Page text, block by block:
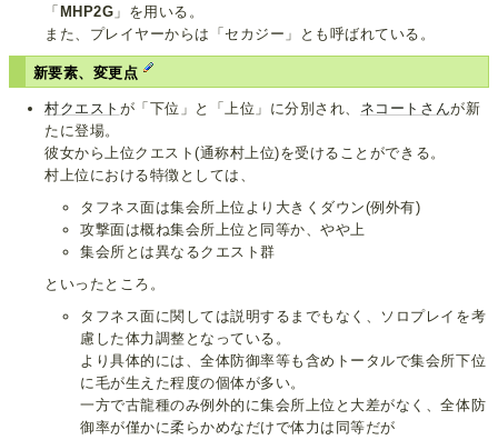
「 MHP2G 」を用いる。
また、プレイヤーからは「セカジー」とも呼ばれている。
新要素、変更点
村クエスト が「下位」と「上位」に分別され、 ネコートさんが新
たに登場。
彼女から上位クエスト(通称村上位)を受けることができる。
村上位における特徴としては、
タフネス面は集会所上位より大きくダウン(例外有)
攻撃面は概ね集会所上位と同等か、やや上
集会所とは異なるクエスト群
といったところ。
タフネス面に関しては説明するまでもなく、ソロプレイを考
慮した体力調整となっている。
より具体的には、全体防御率等も含めトータルで集会所下位
に毛が生えた程度の個体が多い。
一方で古龍種のみ例外的に集会所上位と大差がなく、全体防
御率が僅かに柔らかめなだけで体力は同等だが